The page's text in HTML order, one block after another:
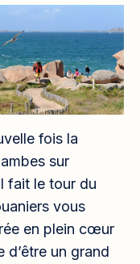
fois la
sur
fait le tour du
vous
en plein cœur
un grand